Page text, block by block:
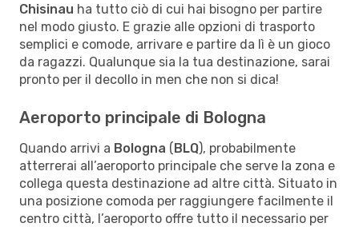
Chisinau ha tutto ciò di cui hai bisogno per partire
nel modo giusto. E grazie alle opzioni di trasporto
semplici e comode, arrivare e partire da lì è un gioco
da ragazzi. Qualunque sia la tua destinazione, sarai
pronto per il decollo in men che non si dica!
Aeroporto principale di Bologna
Quando arrivi a Bologna (BLQ), probabilmente
atterrerai all’aeroporto principale che serve la zona e
collega questa destinazione ad altre città. Situato in
una posizione comoda per raggiungere facilmente il
centro città, l’aeroporto offre tutto il necessario per